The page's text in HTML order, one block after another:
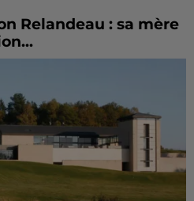
Relandeau : sa mère